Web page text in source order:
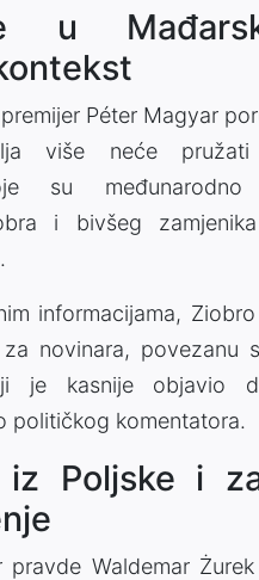
u
Péter Magyar
više neće pružati
su međunarodno
i bivšeg
informacijama,
novinara, povezanu
je kasnije objavio
političkog komentatora.
iz Poljske i
pravde Waldemar